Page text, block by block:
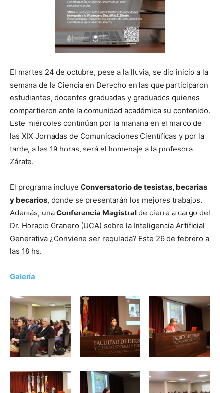
El martes 24 de octubre, pese a la lluvia, se dio inicio a la
semana de la Ciencia en Derecho en las que participaron
estudiantes, docentes graduadas y graduados quienes
compartieron ante la comunidad académica su contenido.
Este miércoles continúan por la mañana en el marco de
las XIX Jornadas de Comunicaciones Científicas y por la
tarde, a las 19 horas, será el homenaje a la profesora
Zárate.
El programa incluye Conversatorio de tesistas, becarias
y becarios, donde se presentarán los mejores trabajos.
Además, una Conferencia Magistral de cierre a cargo del
Dr. Horacio Granero (UCA) sobre la Inteligencia Artificial
Generativa ¿Conviene ser regulada? Este 26 de febrero a
las 18 hs.
Galería